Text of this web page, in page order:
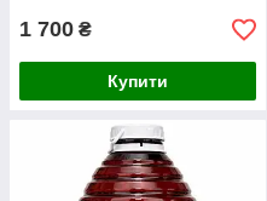
1 700 ₴
Купити